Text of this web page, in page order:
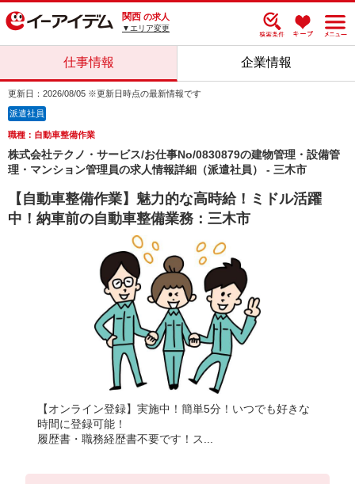
関西 の求人
▼エリア変更
仕事情報 企業情報
更新日：2026/08/05 ※更新日時点の最新情報です
派遣社員
職種：自動車整備作業
株式会社テクノ・サービス/お仕事No/0830879の建物管理・設備管
理・マンション管理員の求人情報詳細（派遣社員） - 三木市
【自動車整備作業】魅力的な高時給！ミドル活躍
中！納車前の自動車整備業務：三木市
【オンライン登録】実施中！簡単5分！いつでも好きな
時間に登録可能！
履歴書・職務経歴書不要です！ス...